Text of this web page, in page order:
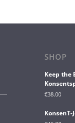
SHOP
Keep the
€38.00
KonsenT-